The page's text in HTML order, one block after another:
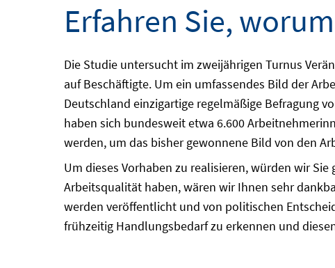
Erfahren Sie,
Die Studie untersucht im zweijährigen Turnus
auf Beschäftigte. Um ein umfassendes Bild der
Deutschland einzigartige regelmäßige Befragung
haben sich bundesweit etwa 6.600
werden, um das bisher gewonnene Bild von den
Um dieses Vorhaben zu realisieren, würden wir
Arbeitsqualität haben, wären wir Ihnen sehr
werden veröffentlicht und von politischen
frühzeitig Handlungsbedarf zu erkennen und